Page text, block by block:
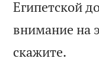
Египетской
внимание на
скажите.